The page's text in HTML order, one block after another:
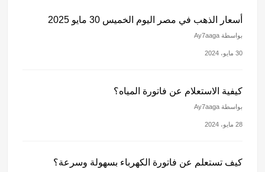
أسعار الذهب في مصر اليوم الخميس 30 مايو 2025
بواسطة Ay7aaga
30 مايو، 2024
كيفية الاستعلام عن فاتورة المياه؟
بواسطة Ay7aaga
28 مايو، 2024
كيف تستعلم عن فاتورة الكهرباء بسهولة وسرعة؟